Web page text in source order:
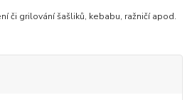
či grilování šašliků, kebabu, ražničí apod.